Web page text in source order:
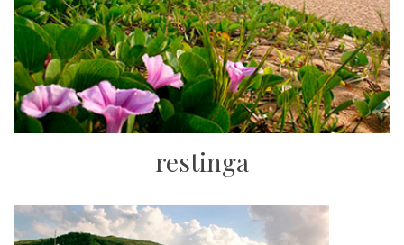
restinga